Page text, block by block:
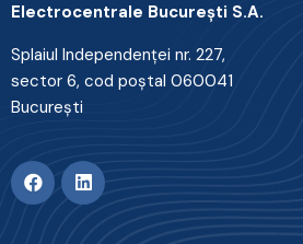
Electrocentrale Bucureşti S.A.
Splaiul Independenţei nr. 227,
sector 6, cod poştal 060041
Bucureşti